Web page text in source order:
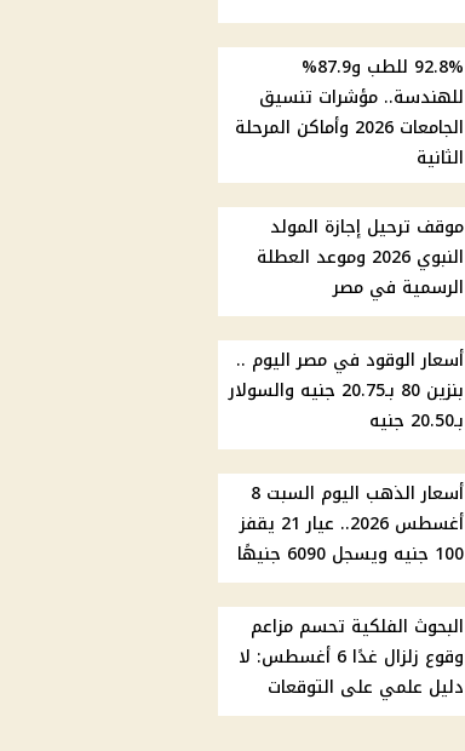
92.8% للطب و87.9%
للهندسة.. مؤشرات تنسيق
الجامعات 2026 وأماكن المرحلة
الثانية
موقف ترحيل إجازة المولد
النبوي 2026 وموعد العطلة
الرسمية في مصر
أسعار الوقود في مصر اليوم ..
بنزين 80 بـ20.75 جنيه والسولار
بـ20.50 جنيه
أسعار الذهب اليوم السبت 8
أغسطس 2026.. عيار 21 يقفز
100 جنيه ويسجل 6090 جنيهًا
البحوث الفلكية تحسم مزاعم
وقوع زلزال غدًا 6 أغسطس: لا
دليل علمي على التوقعات